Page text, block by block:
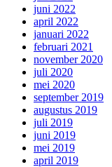
juni 2022
april 2022
januari 2022
februari 2021
november 2020
juli 2020
mei 2020
september 2019
augustus 2019
juli 2019
juni 2019
mei 2019
april 2019